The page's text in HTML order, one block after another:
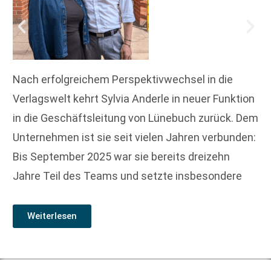
Nach erfolgreichem Perspektivwechsel in die
Verlagswelt kehrt Sylvia Anderle in neuer Funktion
in die Geschäftsleitung von Lünebuch zurück. Dem
Unternehmen ist sie seit vielen Jahren verbunden:
Bis September 2025 war sie bereits dreizehn
Jahre Teil des Teams und setzte insbesondere
Weiterlesen